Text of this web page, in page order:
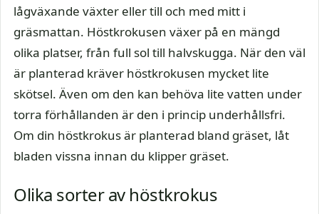
lågväxande växter eller till och med mitt i
gräsmattan. Höstkrokusen växer på en mängd
olika platser, från full sol till halvskugga. När den väl
är planterad kräver höstkrokusen mycket lite
skötsel. Även om den kan behöva lite vatten under
torra förhållanden är den i princip underhållsfri.
Om din höstkrokus är planterad bland gräset, låt
bladen vissna innan du klipper gräset.
Olika sorter av höstkrokus